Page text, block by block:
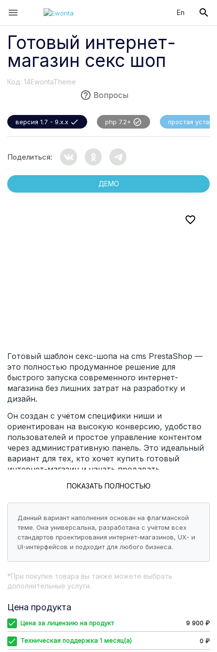
 En 
Готовый интернет-
магазин секс шоп
Код: 14EwontaTheme
 Вопросы
версия 1.7 - 9.x.x  php 7.2+  простая
Поделиться:
ДЕМО

Готовый шаблон секс-шопа на cms PrestaShop —
это полностью продуманное решение для
быстрого запуска современного интернет-
магазина без лишних затрат на разработку и
дизайн.
Он создан с учётом специфики ниши и
ориентирован на высокую конверсию, удобство
пользователей и простое управление контентом
через административную панель. Это идеальный
вариант для тех, кто хочет купить готовый
интернет-магазин и начать продавать.
Основные преимущества шаблона:
1. Гибкая настройка главной страницы
Вы легко сможете изменить внешний вид главной
страницы под свои задачи. Добавляйте баннеры,
слайдеры, популярные категории товаров,
новинки и хиты продаж.
настраивать их последовательность, создавая
максимально эффективную витрину.
2. Продуманная карточка товара
Карточка товара разработана по современным
стандартам UI/UX дизайна. Она проста и в тоже
время интуитивно понятна покупателю.
ПОКАЗАТЬ ПОЛНОСТЬЮ
Данный вариант наполнения основан на флагманской
теме. Она универсальна, разработана с учётом всех
стандартов проектирования интернет-магазинов, UX- и
UI-интерфейсов и подходит для любого бизнеса.
*При покупке товара вы также можете выбрать
дополнительные услуги.
Цена продукта
 Цена за лицензию на продукт 9 900 ₽
 Техническая поддержка 1 месяц(а) 0 ₽